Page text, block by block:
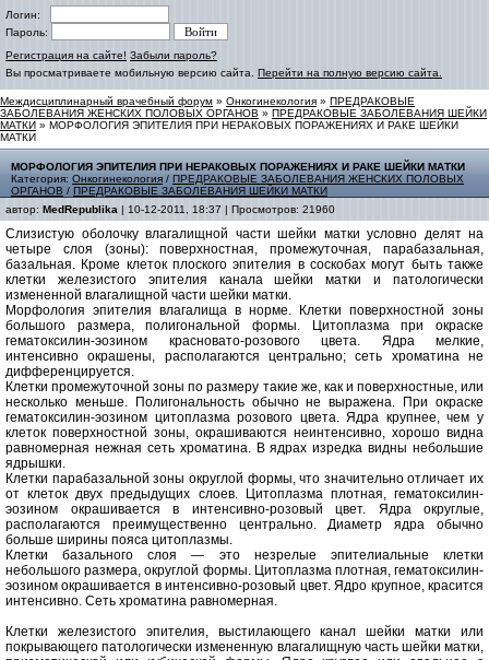
Логин:
Пароль:
Регистрация на сайте! Забыли пароль?
Вы просматриваете мобильную версию сайта. Перейти на полную версию сайта.
Междисциплинарный врачебный форум » Онкогинекология » ПРЕДРАКОВЫЕ
ЗАБОЛЕВАНИЯ ЖЕНСКИХ ПОЛОВЫХ ОРГАНОВ » ПРЕДРАКОВЫЕ ЗАБОЛЕВАНИЯ ШЕЙКИ
МАТКИ » МОРФОЛОГИЯ ЭПИТЕЛИЯ ПРИ НЕРАКОВЫХ ПОРАЖЕНИЯХ И РАКЕ ШЕЙКИ
МАТКИ
МОРФОЛОГИЯ ЭПИТЕЛИЯ ПРИ НЕРАКОВЫХ ПОРАЖЕНИЯХ И РАКЕ ШЕЙКИ МАТКИ
Категория: Онкогинекология / ПРЕДРАКОВЫЕ ЗАБОЛЕВАНИЯ ЖЕНСКИХ ПОЛОВЫХ
ОРГАНОВ / ПРЕДРАКОВЫЕ ЗАБОЛЕВАНИЯ ШЕЙКИ МАТКИ
автор: MedRepublika | 10-12-2011, 18:37 | Просмотров: 21960
Слизистую оболочку влагалищной части шейки матки условно делят на
четыре слоя (зоны): поверхностная, промежуточная, парабазальная,
базальная. Кроме клеток плоского эпителия в соскобах могут быть также
клетки железистого эпителия канала шейки матки и патологически
измененной влагалищной части шейки матки.
Морфология эпителия влагалища в норме. Клетки поверхностной зоны
большого размера, полигональной формы. Цитоплазма при окраске
гематоксилин-эозином красновато-розового цвета. Ядра мелкие,
интенсивно окрашены, располагаются центрально; сеть хроматина не
дифференцируется.
Клетки промежуточной зоны по размеру такие же, как и поверхностные, или
несколько меньше. Полигональность обычно не выражена. При окраске
гематоксилин-эозином цитоплазма розового цвета. Ядра крупнее, чем у
клеток поверхностной зоны, окрашиваются неинтенсивно, хорошо видна
равномерная нежная сеть хроматина. В ядрах изредка видны небольшие
ядрышки.
Клетки парабазальной зоны округлой формы, что значительно отличает их
от клеток двух предыдущих слоев. Цитоплазма плотная, гематоксилин-
эозином окрашивается в интенсивно-розовый цвет. Ядра округлые,
располагаются преимущественно центрально. Диаметр ядра обычно
больше ширины пояса цитоплазмы.
Клетки базального слоя — это незрелые эпителиальные клетки
небольшого размера, округлой формы. Цитоплазма плотная, гематоксилин-
эозином окрашивается в интенсивно-розовый цвет. Ядро крупное, красится
интенсивно. Сеть хроматина равномерная.
Клетки железистого эпителия, выстилающего канал шейки матки или
покрывающего патологически измененную влагалищную часть шейки матки,